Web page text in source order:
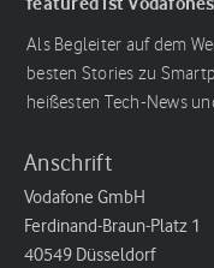
Als Begleiter auf dem
besten Stories zu
heißesten Tech-News
Anschrift
Vodafone GmbH
Ferdinand-Braun-Platz 1
40549 Düsseldorf